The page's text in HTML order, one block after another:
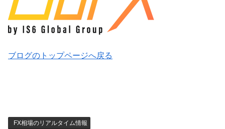
ブログのトップページへ戻る
FX相場のリアルタイム情報